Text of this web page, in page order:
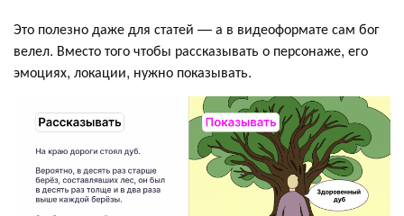
Это полезно даже для статей — а в видеоформате сам бог
велел. Вместо того чтобы рассказывать о персонаже, его
эмоциях, локации, нужно показывать.